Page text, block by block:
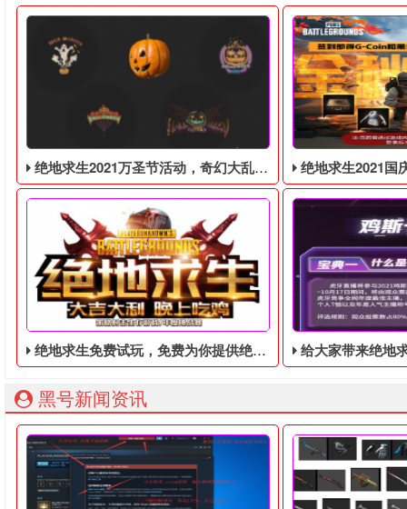
绝地求生2021万圣节活动，奇幻大乱斗回归，还有新皮肤和新地图 绝地求生2021国庆活动，最
绝地求生免费试玩，免费为你提供绝地求生账号 给大家带来绝地求生虎牙“鸡斯卡宝典”的福利
黑号新闻资讯